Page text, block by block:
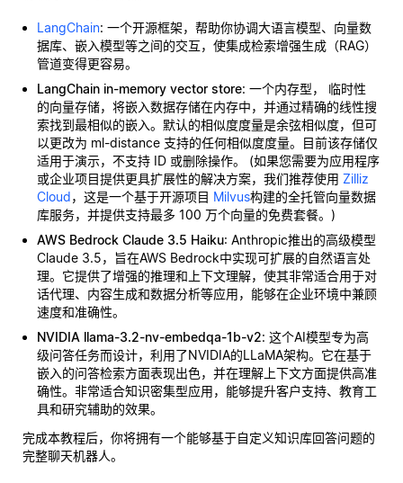
LangChain: 一个开源框架，帮助你协调大语言模型、向量数
据库、嵌入模型等之间的交互，使集成检索增强生成（RAG）
管道变得更容易。
LangChain in-memory vector store: 一个内存型， 临时性
的向量存储，将嵌入数据存储在内存中，并通过精确的线性搜
索找到最相似的嵌入。默认的相似度度量是余弦相似度，但可
以更改为 ml-distance 支持的任何相似度度量。目前该存储仅
适用于演示，不支持 ID 或删除操作。 (如果您需要为应用程序
或企业项目提供更具扩展性的解决方案，我们推荐使用 Zilliz
Cloud，这是一个基于开源项目 Milvus构建的全托管向量数据
库服务，并提供支持最多 100 万个向量的免费套餐。)
AWS Bedrock Claude 3.5 Haiku: Anthropic推出的高级模型
Claude 3.5，旨在AWS Bedrock中实现可扩展的自然语言处
理。它提供了增强的推理和上下文理解，使其非常适合用于对
话代理、内容生成和数据分析等应用，能够在企业环境中兼顾
速度和准确性。
NVIDIA llama-3.2-nv-embedqa-1b-v2: 这个AI模型专为高
级问答任务而设计，利用了NVIDIA的LLaMA架构。它在基于
嵌入的问答检索方面表现出色，并在理解上下文方面提供高准
确性。非常适合知识密集型应用，能够提升客户支持、教育工
具和研究辅助的效果。
完成本教程后，你将拥有一个能够基于自定义知识库回答问题的
完整聊天机器人。